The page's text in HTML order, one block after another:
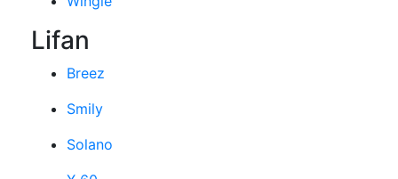
Lifan
Breez
Smily
Solano